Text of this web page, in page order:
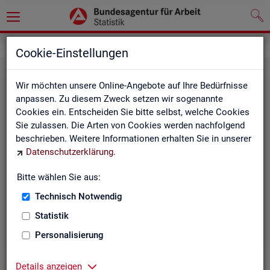
Cookie-Einstellungen
Wir möchten unsere Online-Angebote auf Ihre Bedürfnisse
anpassen. Zu diesem Zweck setzen wir sogenannte
Cookies ein. Entscheiden Sie bitte selbst, welche Cookies
Sie zulassen. Die Arten von Cookies werden nachfolgend
beschrieben. Weitere Informationen erhalten Sie in unserer
Datenschutzerklärung.
Bitte wählen Sie aus:
Technisch Notwendig
Statistik
Personalisierung
Details anzeigen
Re­gio­na­le Glie­de­run­gen
Landkreise) in den Statistiken der BA